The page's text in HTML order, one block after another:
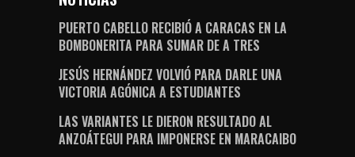
PUERTO CABELLO RECIBIÓ A CARACAS EN LA
BOMBONERITA PARA SUMAR DE A TRES
JESÚS HERNÁNDEZ VOLVIÓ PARA DARLE UNA
VICTORIA AGÓNICA A ESTUDIANTES
LAS VARIANTES LE DIERON RESULTADO AL
ANZOÁTEGUI PARA IMPONERSE EN MARACAIBO